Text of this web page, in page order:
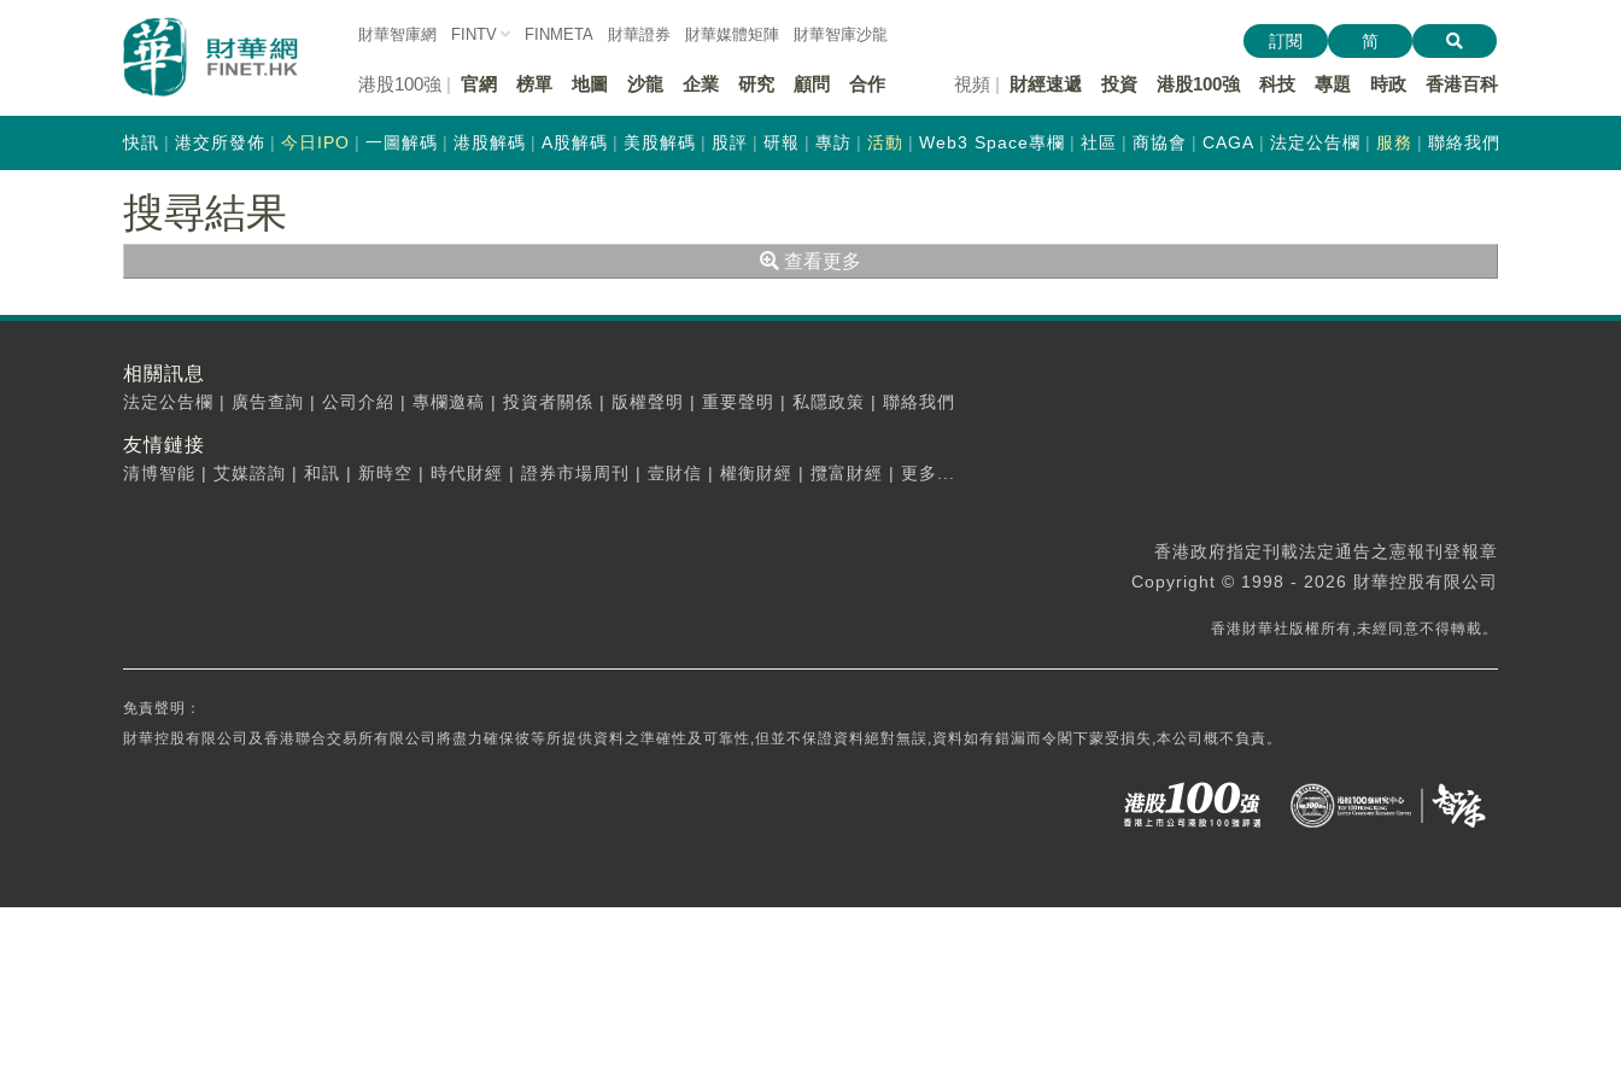
財華智庫網 FINTV FINMETA 財華證券 財華媒體矩陣 財華智庫沙龍
港股100強 官網 榜單 地圖 沙龍 企業 研究 顧問 合作 視頻 財經速遞 投資 港股100強 科技 專題 時政 香港百科
訂閱 简
快訊 港交所發佈 今日IPO 一圖解碼 港股解碼 A股解碼 美股解碼 股評 研報 專訪 活動 Web3 Space專欄 社區 商協會 CAGA 法定公告欄 服務 聯絡我們
搜尋結果
查看更多
相關訊息
法定公告欄 | 廣告查詢 | 公司介紹 | 專欄邀稿 | 投資者關係 | 版權聲明 | 重要聲明 | 私隱政策 | 聯絡我們
友情鏈接
清博智能 | 艾媒諮詢 | 和訊 | 新時空 | 時代財經 | 證券市場周刊 | 壹財信 | 權衡財經 | 攬富財經 | 更多...
香港政府指定刊載法定通告之憲報刊登報章
Copyright © 1998 - 2026 財華控股有限公司
香港財華社版權所有,未經同意不得轉載。
免責聲明：
財華控股有限公司及香港聯合交易所有限公司將盡力確保彼等所提供資料之準確性及可靠性,但並不保證資料絕對無誤,資料如有錯漏而令閣下蒙受損失,本公司概不負責。